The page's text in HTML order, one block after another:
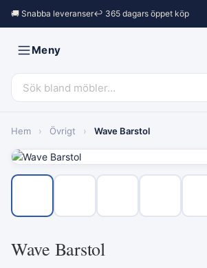
🚚 Snabba leveranser↩︎ 365 dagars öppet köp
Meny
Hem › Övrigt › Wave Barstol
Wave Barstol